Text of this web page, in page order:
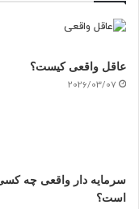
عاقل واقعی کیست؟
2026/03/07
سرمایه دار واقعی چه
است؟